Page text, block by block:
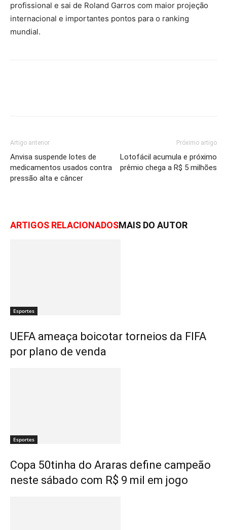
profissional e sai de Roland Garros com maior projeção
internacional e importantes pontos para o ranking
mundial.
Artigo anterior
Anvisa suspende lotes de
medicamentos usados contra
pressão alta e câncer
Próximo artigo
Lotofácil acumula e próximo
prêmio chega a R$ 5 milhões
ARTIGOS RELACIONADOSMAIS DO AUTOR
Esportes
UEFA ameaça boicotar torneios da FIFA
por plano de venda
Esportes
Copa 50tinha do Araras define campeão
neste sábado com R$ 9 mil em jogo